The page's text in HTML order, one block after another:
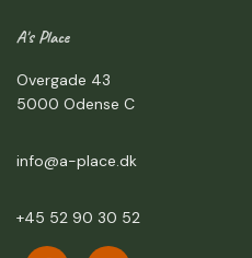
A's Place
Overgade 43
5000 Odense C
info@a-place.dk
+45 52 90 30 52